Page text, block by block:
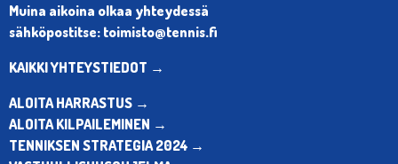
Muina aikoina olkaa yhteydessä
sähköpostitse: toimisto@tennis.fi
KAIKKI YHTEYSTIEDOT →
ALOITA HARRASTUS →
ALOITA KILPAILEMINEN →
TENNIKSEN STRATEGIA 2024 →